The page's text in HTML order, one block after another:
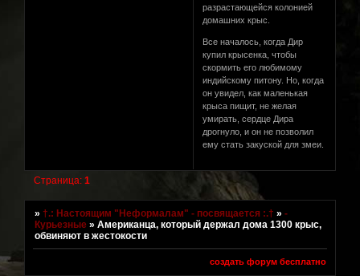
разрастающейся колонией
домашних крыс.
Все началось, когда Дир
купил крысенка, чтобы
скормить его любимому
индийскому питону. Но, когда
он увидел, как маленькая
крыса пищит, не желая
умирать, сердце Дира
дрогнуло, и он не позволил
ему стать закуской для змеи.
Страница:1
»†.: Настоящим "Неформалам" - посвящается :.† »-
Курьезные »Американца, который держал дома 1300 крыс,
обвиняют в жестокости
создать форум бесплатно